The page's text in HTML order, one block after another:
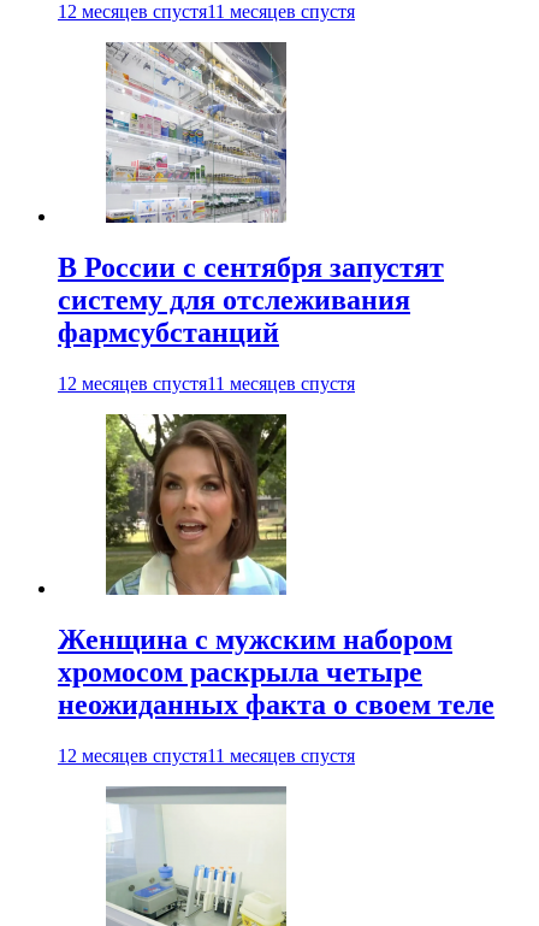
12 месяцев спустя11 месяцев спустя
В России с сентября запустят
систему для отслеживания
фармсубстанций
12 месяцев спустя11 месяцев спустя
Женщина с мужским набором
хромосом раскрыла четыре
неожиданных факта о своем теле
12 месяцев спустя11 месяцев спустя